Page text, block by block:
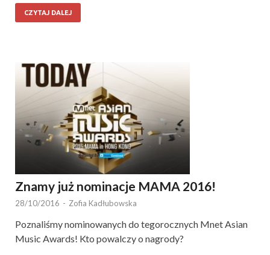
CZYTAJ DALEJ
Znamy już nominacje MAMA 2016!
28/10/2016 - Zofia Kadłubowska
Poznaliśmy nominowanych do tegorocznych Mnet Asian
Music Awards! Kto powalczy o nagrody?